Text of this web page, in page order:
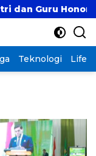
Honorer
Teknologi